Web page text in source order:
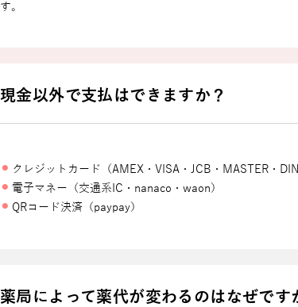
す。
現⾦以外で⽀払はできますか？
クレジットカード（AMEX・VISA・JCB・MASTER・
電⼦マネー（交通系IC・nanaco・waon）
QRコード決済（paypay）
薬局によって薬代が変わるのはなぜです